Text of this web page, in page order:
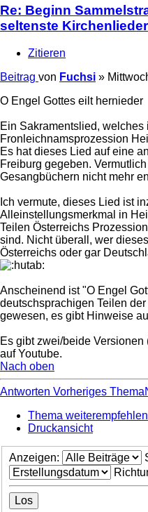
Re: Beginn
seltenste
Zitieren
Beitrag von Fuchsi »
O Engel Gottes eilt hernieder
Ein Sakramentslied,
Fronleichnamsprozession
Es hat dieses Lied auf eine
Freiburg gegeben.
Gesangbüchern nicht mehr
Ich vermute, dieses Lied ist
Alleinstellungsmerkmal in
Teilen Österreichs
sind. Nicht überall, wer
Österreichs oder gar
Anscheinend ist "O Engel
deutschsprachigen Teilen
gewesen, es gibt Hinweise
Es gibt zwei/beide
auf Youtube.
Nach oben
Antworten Vorheriges Thema
Thema weiterempfehlen
Druckansicht
Anzeigen: